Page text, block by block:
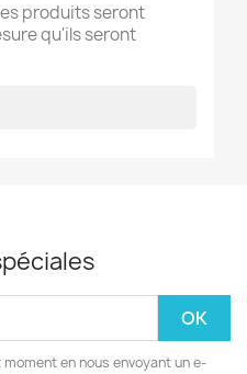
produits seront
qu'ils seront
en nous envoyant un e-